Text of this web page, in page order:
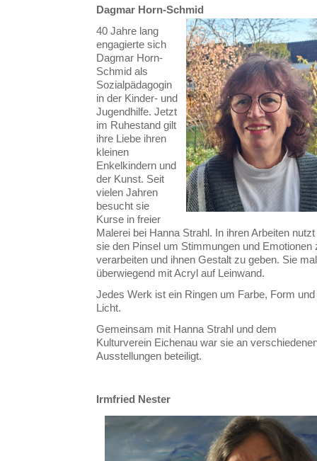
Dagmar Horn-Schmid
40 Jahre lang
engagierte sich
Dagmar Horn-
Schmid als
Sozialpädagogin
in der Kinder- und
Jugendhilfe. Jetzt
im Ruhestand gilt
ihre Liebe ihren
kleinen
Enkelkindern und
der Kunst. Seit
vielen Jahren
besucht sie
Kurse in freier
Malerei bei Hanna Strahl. In ihren Arbeiten nutzt
sie den Pinsel um Stimmungen und Emotionen
verarbeiten und ihnen Gestalt zu geben. Sie
überwiegend mit Acryl auf Leinwand.
Jedes Werk ist ein Ringen um Farbe, Form und
Licht.
Gemeinsam mit Hanna Strahl und dem
Kulturverein Eichenau war sie an
Ausstellungen beteiligt.
Irmfried Nester